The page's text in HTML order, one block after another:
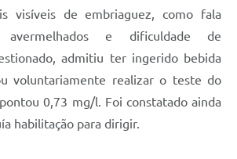
visíveis de embriaguez, como fala
avermelhados e dificuldade de
admitiu ter ingerido bebida
voluntariamente realizar o teste do
0,73 mg/l. Foi constatado ainda
habilitação para dirigir.